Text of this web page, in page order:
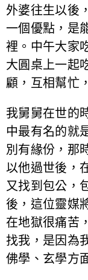
外婆往生以後
一個優點，是
裡。中午大家
大圓桌上一起
顧，互相幫忙
我舅舅在世的
中最有名的就
別有緣份，那
以他過世後，
又找到包公，
後，這位靈媒
在地獄很痛苦
找我，是因為
佛學、玄學方